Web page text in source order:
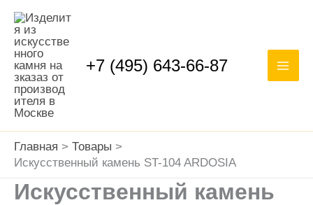
Перейти
содержимому
+7 (495) 643-66-87
Главная
Товары
Искусственный камень ST-104 ARDOSIA
Искусственный камень